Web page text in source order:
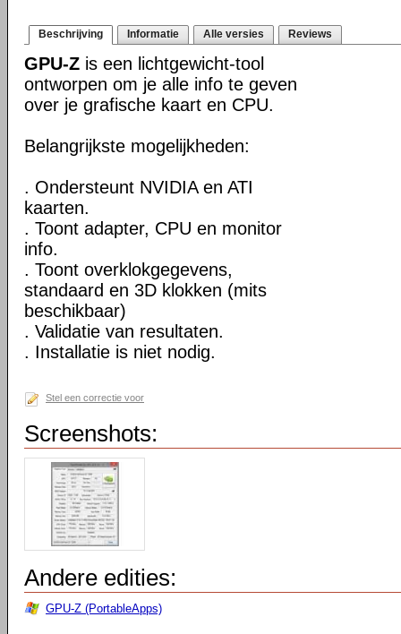
Beschrijving Informatie Alle versies Reviews
GPU-Z is een lichtgewicht-tool
ontworpen om je alle info te geven
over je grafische kaart en CPU.
Belangrijkste mogelijkheden:
. Ondersteunt NVIDIA en ATI
kaarten.
. Toont adapter, CPU en monitor
info.
. Toont overklokgegevens,
standaard en 3D klokken (mits
beschikbaar)
. Validatie van resultaten.
. Installatie is niet nodig.
Stel een correctie voor
Screenshots:
Andere edities:
GPU-Z (PortableApps)